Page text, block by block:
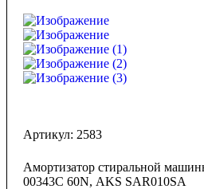
Артикул: 2583
Амортизатор стиральной
00343C 60N, AKS SAR010SA